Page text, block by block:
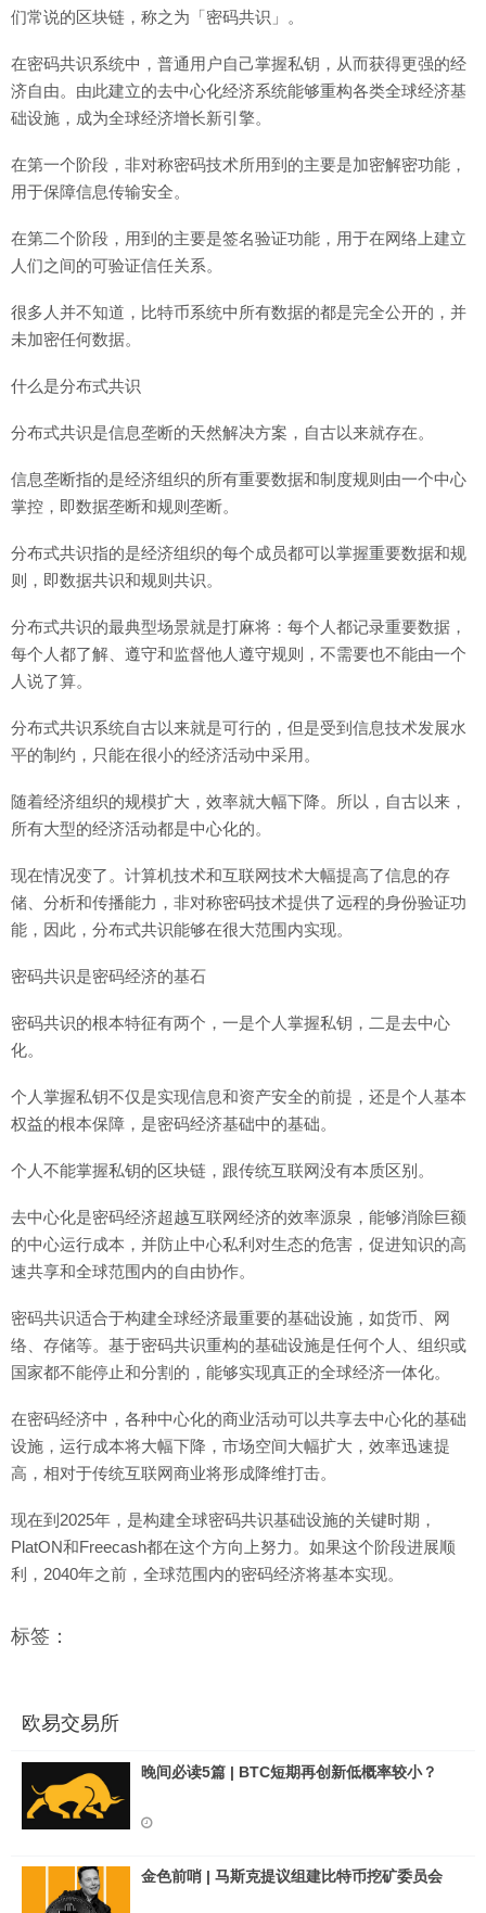
们常说的区块链，称之为「密码共识」。
在密码共识系统中，普通用户自己掌握私钥，从而获得更强的经
济自由。由此建立的去中心化经济系统能够重构各类全球经济基
础设施，成为全球经济增长新引擎。
在第一个阶段，非对称密码技术所用到的主要是加密解密功能，
用于保障信息传输安全。
在第二个阶段，用到的主要是签名验证功能，用于在网络上建立
人们之间的可验证信任关系。
很多人并不知道，比特币系统中所有数据的都是完全公开的，并
未加密任何数据。
什么是分布式共识
分布式共识是信息垄断的天然解决方案，自古以来就存在。
信息垄断指的是经济组织的所有重要数据和制度规则由一个中心
掌控，即数据垄断和规则垄断。
分布式共识指的是经济组织的每个成员都可以掌握重要数据和规
则，即数据共识和规则共识。
分布式共识的最典型场景就是打麻将：每个人都记录重要数据，
每个人都了解、遵守和监督他人遵守规则，不需要也不能由一个
人说了算。
分布式共识系统自古以来就是可行的，但是受到信息技术发展水
平的制约，只能在很小的经济活动中采用。
随着经济组织的规模扩大，效率就大幅下降。所以，自古以来，
所有大型的经济活动都是中心化的。
现在情况变了。计算机技术和互联网技术大幅提高了信息的存
储、分析和传播能力，非对称密码技术提供了远程的身份验证功
能，因此，分布式共识能够在很大范围内实现。
密码共识是密码经济的基石
密码共识的根本特征有两个，一是个人掌握私钥，二是去中心
化。
个人掌握私钥不仅是实现信息和资产安全的前提，还是个人基本
权益的根本保障，是密码经济基础中的基础。
个人不能掌握私钥的区块链，跟传统互联网没有本质区别。
去中心化是密码经济超越互联网经济的效率源泉，能够消除巨额
的中心运行成本，并防止中心私利对生态的危害，促进知识的高
速共享和全球范围内的自由协作。
密码共识适合于构建全球经济最重要的基础设施，如货币、网
络、存储等。基于密码共识重构的基础设施是任何个人、组织或
国家都不能停止和分割的，能够实现真正的全球经济一体化。
在密码经济中，各种中心化的商业活动可以共享去中心化的基础
设施，运行成本将大幅下降，市场空间大幅扩大，效率迅速提
高，相对于传统互联网商业将形成降维打击。
现在到2025年，是构建全球密码共识基础设施的关键时期，
PlatON和Freecash都在这个方向上努力。如果这个阶段进展顺
利，2040年之前，全球范围内的密码经济将基本实现。
标签：
欧易交易所
晚间必读5篇 | BTC短期再创新低概率较小？
金色前哨 | 马斯克提议组建比特币挖矿委员会